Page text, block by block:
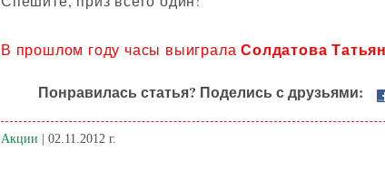
В прошлом году часы выигралаСолдатова
Понравилась статья? Поделись с друзьями:
Акции | 02.11.2012 г.